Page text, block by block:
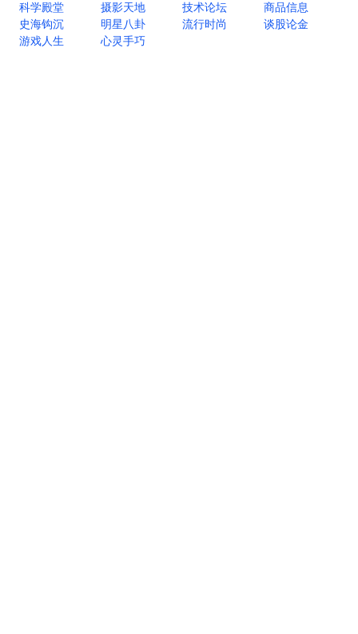
科学殿堂
摄影天地 技术论坛
商品信息
史海钩沉
明星八卦 流行时尚
谈股论金
游戏人生
心灵手巧